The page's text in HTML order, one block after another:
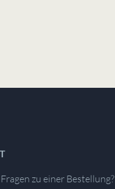
zu einer Bestellung?